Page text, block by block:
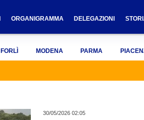
ORGANIGRAMMA DELEGAZIONI
FORLÌ MODENA PARMA
30/05/2026 02:05